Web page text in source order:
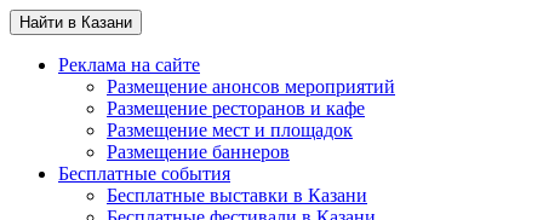
Найти в Казани
Реклама на сайте
Размещение анонсов мероприятий
Размещение ресторанов и кафе
Размещение мест и площадок
Размещение баннеров
Бесплатные события
Бесплатные выставки в Казани